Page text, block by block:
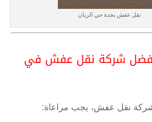
نقل عفش بجدة حي الريان
شركة نقل عفش في
نقل عفش، يجب مراعاة: